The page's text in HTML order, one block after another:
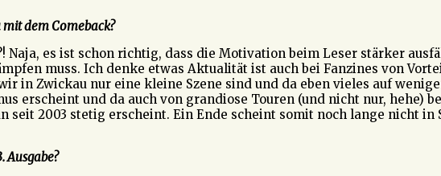
mit dem Comeback?
Naja, es ist schon richtig, dass die Motivation beim Leser stärker
muss. Ich denke etwas Aktualität ist auch bei Fanzines von
in Zwickau nur eine kleine Szene sind und da eben vieles auf
erscheint und da auch von grandiose Touren (und nicht nur, hehe)
seit 2003 stetig erscheint. Ein Ende scheint somit noch lange nicht
Ausgabe?